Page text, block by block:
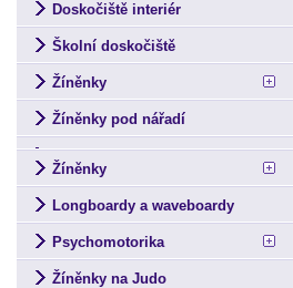
Doskočiště interiér
Školní doskočiště
Žíněnky
Žíněnky pod nářadí
Žíněnky
Longboardy a waveboardy
Psychomotorika
Žíněnky na Judo